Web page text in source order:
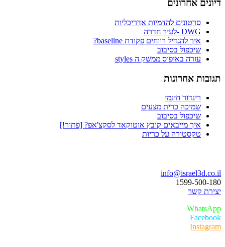
דיונים אחרונים
סרטונים להדמיות אדריכליות
DWG -לעיר חדרה
איך להגדיל רווחים פקודת baseline?
שיכפול בסיבוב
עזרה באיפוס ממשק ה styles
תגובות אחרונות
רינדור חינמי
שמיכה כרית מצעים
שיכפול בסיבוב
איך מייבאים קובץ אוטוקאד לסקצ'אפ? [פתור!]
טקסטורה על כריות
info@israel3d.co.il
1599-500-180
יצירת קשר
WhatsApp
Facebook
Instagram